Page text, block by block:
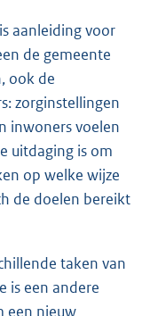
aanleiding voor
de gemeente
ook de
zorginstellingen
inwoners voelen
uitdaging is om
op welke wijze
de doelen bereikt
taken van
is een andere
een nieuw